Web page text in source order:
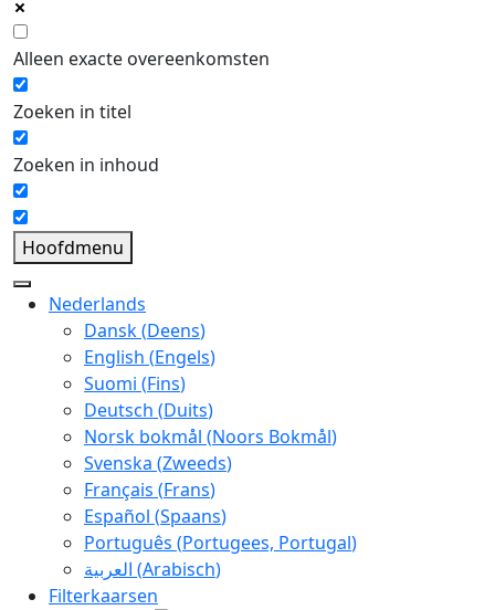
Alleen exacte overeenkomsten
Zoeken in titel
Zoeken in inhoud
Hoofdmenu
Nederlands
Dansk(Deens)
English (Engels)
Suomi (Fins)
Deutsch (Duits)
Norsk bokmål (Noors Bokmål)
Svenska (Zweeds)
Français (Frans)
Español (Spaans)
Português (Portugees, Portugal)
العربية (Arabisch)
Filterkaarsen